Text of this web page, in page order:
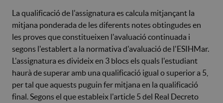
La qualificació de l'assignatura es calcula mitjançant la
mitjana ponderada de les diferents notes obtingudes en
les proves que constitueixen l'avaluació continuada i
segons l'establert a la normativa d'avaluació de l'ESIHMar.
L'assignatura es divideix en 3 blocs els quals l'estudiant
haurà de superar amb una qualificació igual o superior a 5,
per tal que aquests puguin fer mitjana en la qualificació
final. Segons el que estableix l'article 5 del Real Decreto